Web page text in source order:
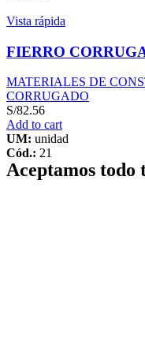
Vista rápida
FIERRO
MATERIALES DE
CORRUGADO
S/82.56
Add to cart
UM: unidad
Cód.: 21
Aceptamos todo